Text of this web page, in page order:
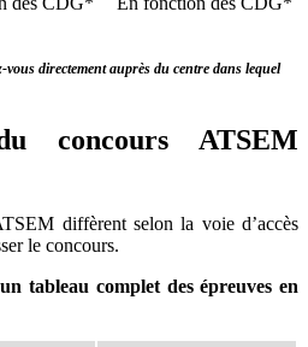
directement auprès du centre dans lequel
concours ATSEM
diffèrent selon la voie d’accès
le concours.
tableau complet des épreuves en